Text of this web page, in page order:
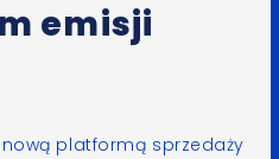
emisji
platformą sprzedaży